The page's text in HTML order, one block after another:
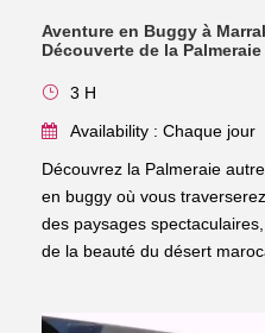
Aventure en Buggy à
Découverte de la Palmeraie
3 H
Availability : Chaque jour
Découvrez la Palmeraie
en buggy où vous
des paysages
de la beauté du désert